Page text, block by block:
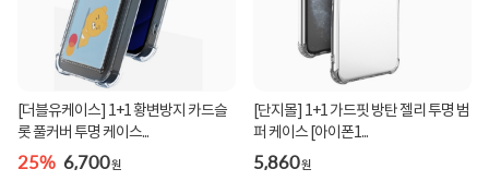
[더블유케이스] 1+1 황변방지 카드슬
롯 풀커버 투명 케이스...
25% 6,700원
[단지몰] 1+1 가드핏 방탄 젤리 투명 범
퍼 케이스 [아이폰1...
5,860원